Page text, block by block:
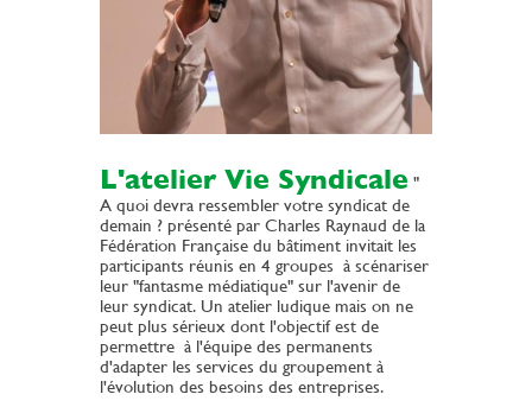
L'atelier Vie Syndicale "
A quoi devra ressembler votre syndicat de
demain ? présenté par Charles Raynaud de la
Fédération Française du bâtiment invitait les
participants réunis en 4 groupes à scénariser
leur "fantasme médiatique" sur l'avenir de
leur syndicat. Un atelier ludique mais on ne
peut plus sérieux dont l'objectif est de
permettre à l'équipe des permanents
d'adapter les services du groupement à
l'évolution des besoins des entreprises.